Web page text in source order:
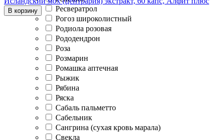
Ресвератрол
Рогоз широколистный
Родиола розовая
Рододендрон
Роза
Розмарин
Ромашка аптечная
Рыжик
Рябина
Ряска
Сабаль пальметто
Сабельник
Сангрина (сухая кровь марала)
Свекла
В корзину